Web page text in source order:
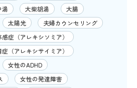
湯 大柴胡湯
大腸
太陽光
夫婦カウンセリング
症（アレキシソミア）
（アレキシサイミア）
女性のADHD
女性の発達障害